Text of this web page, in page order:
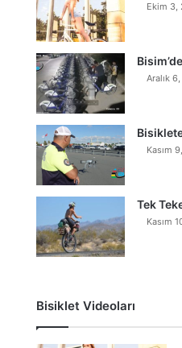
Ekim 3,
Aralık
Kasım
Tek
Kasım
Bisiklet Videoları